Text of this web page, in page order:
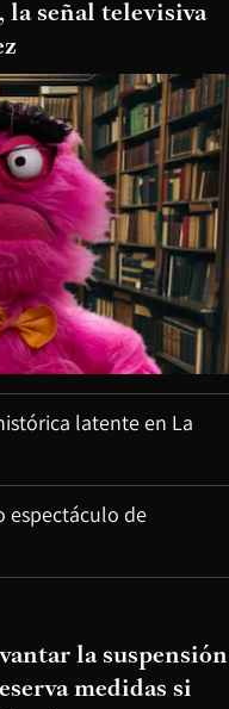
la señal televisiva
latente en La
espectáculo de
la suspensión
medidas si